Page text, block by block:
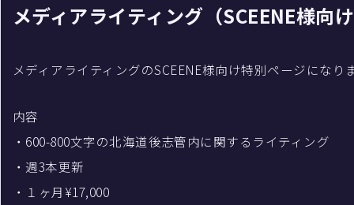
メディアライティング（SCEENE様向け
メディアライティングのSCEENE様向け特別ページになりま
内容
・600-800文字の北海道後志管内に関するライティング
・週3本更新
・１ヶ月¥17,000